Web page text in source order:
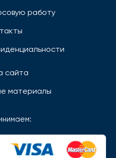
работу
сайта
материалы